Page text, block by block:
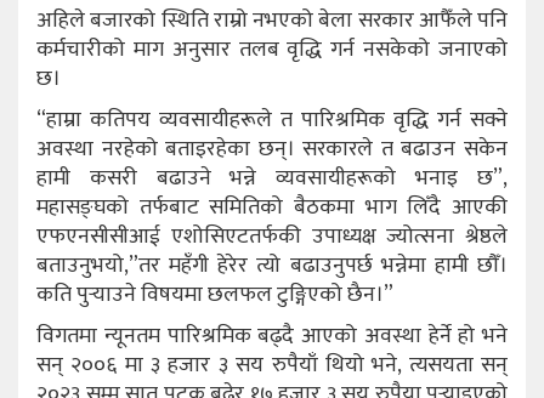
अहिले बजारको स्थिति राम्रो नभएको बेला सरकार आफैँले पनि
कर्मचारीको माग अनुसार तलब वृद्धि गर्न नसकेको जनाएको
छ।
“हाम्रा कतिपय व्यवसायीहरूले त पारिश्रमिक वृद्धि गर्न सक्ने
अवस्था नरहेको बताइरहेका छन्। सरकारले त बढाउन सकेन
हामी कसरी बढाउने भन्ने व्यवसायीहरूको भनाइ छ”,
महासङ्घको तर्फबाट समितिको बैठकमा भाग लिँदै आएकी
एफएनसीसीआई एशोसिएटतर्फकी उपाध्यक्ष ज्योत्सना श्रेष्ठले
बताउनुभयो,”तर महँगी हेरेर त्यो बढाउनुपर्छ भन्नेमा हामी छौँ।
कति पुर्‍याउने विषयमा छलफल टुङ्गिएको छैन।”
विगतमा न्यूनतम पारिश्रमिक बढ्दै आएको अवस्था हेर्ने हो भने
सन् २००६ मा ३ हजार ३ सय रुपैयाँ थियो भने, त्यसयता सन्